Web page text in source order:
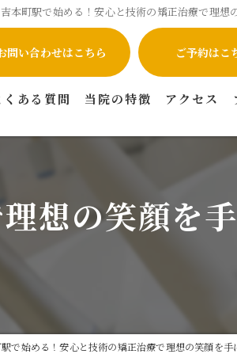
本町駅で始める！安心と技術の矯正治療で理想
問い合わせはこちら ご予約はこ
くある質問 当院の特徴
虫歯
セラミック
マウスピース矯正
アクセス
想の笑顔を
で始める！安心と技術の矯正治療で理想の笑顔を手